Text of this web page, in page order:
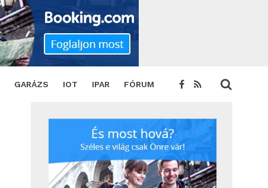
GARÁZS IOT IPAR FÓRUM
TWEET